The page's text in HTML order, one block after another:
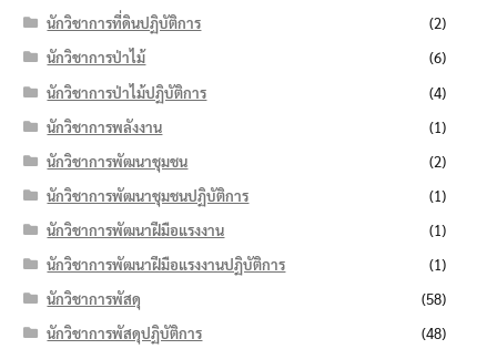
นักวิชาการที่ดินปฏิบัติการ
(2)
นักวิชาการป่าไม้
(6)
นักวิชาการป่าไม้ปฏิบัติการ
(4)
นักวิชาการพลังงาน
(1)
นักวิชาการพัฒนาชุมชน
(2)
นักวิชาการพัฒนาชุมชนปฏิบัติการ
(1)
นักวิชาการพัฒนาฝีมือแรงงาน
(1)
นักวิชาการพัฒนาฝีมือแรงงานปฏิบัติการ
(1)
นักวิชาการพัสดุ
(58)
นักวิชาการพัสดุปฏิบัติการ
(48)